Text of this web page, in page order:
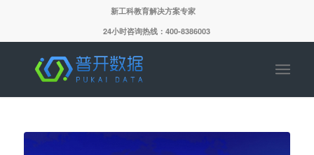
新工科教育解决方案专家
24小时咨询热线：400-8386003